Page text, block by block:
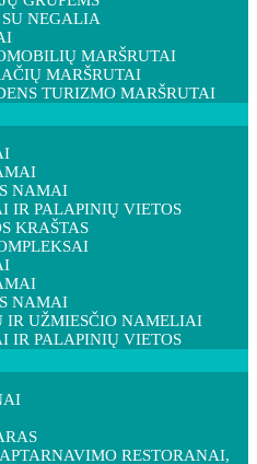
NEGALIA
MARŠRUTAI
MARŠRUTAI
TURIZMO MARŠRUTAI
NAMAI
IR PALAPINIŲ VIETOS
KRAŠTAS
NAMAI
IR UŽMIESČIO NAMELIAI
IR PALAPINIŲ VIETOS
RESTORANAI,